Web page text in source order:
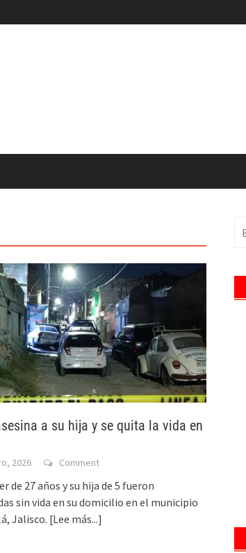
a su hija y se quita la vida en
2026 Comment
de 27 años y su hija de 5 fueron
sin vida en su domicilio en el municipio
Jalisco. [Lee más...]